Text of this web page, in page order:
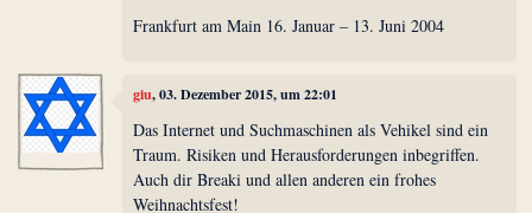
Frankfurt am Main 16. Januar – 13. Juni 2004
giu, 03. Dezember 2015, um 22:01
Das Internet und Suchmaschinen als Vehikel sind ein
Traum. Risiken und Herausforderungen inbegriffen.
Auch dir Breaki und allen anderen ein frohes
Weihnachtsfest!